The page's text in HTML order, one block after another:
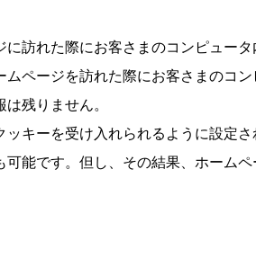
訪れた際にお客さまのコンピュー
ページを訪れた際にお客さまのコ
残りません。
キーを受け入れられるように設定
能です。但し、その結果、ホーム